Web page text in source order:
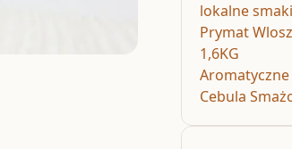
lokalne smaki
Prymat
1,6KG
Cebula